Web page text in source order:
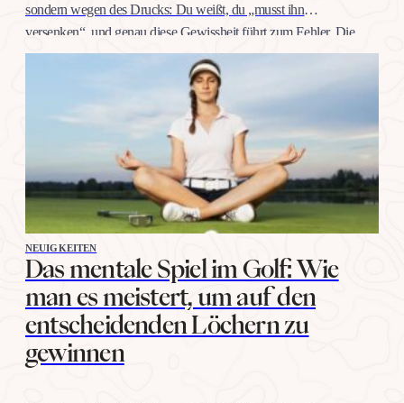
sondern wegen des Drucks: Du weißt, du „musst ihn
versenken“, und genau diese Gewissheit führt zum Fehler. Die
gute Nachricht: Selbstvertrauen auf dieser Distanz trainiert man
wie jeden anderen Schlag, mit konkreten Übungen, nicht mit
NEUIGKEITEN
Das mentale Spiel im Golf: Wie
man es meistert, um auf den
entscheidenden Löchern zu
gewinnen